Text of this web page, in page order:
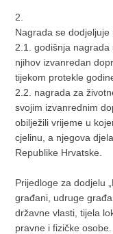
2.
Nagrada se dodjeljuje
2.1. godišnja
njihov izvanredan
tijekom protekle
2.2. nagrada za
svojim izvanrednim
obilježili vrijeme u
cjelinu, a njegova
Republike Hrvatske.
Prijedloge za dodjelu
građani, udruge
državne vlasti, tijela
pravne i fizičke osobe.